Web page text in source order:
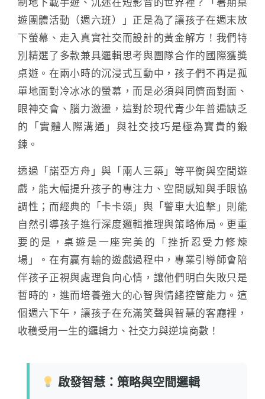
遊團體活動（週六班）」正是為了讓孩子在週末放
下螢幕、走入真實社交而設計的黃金解方！我們特
別精選了多款兼具邏輯思考與團隊合作的國際獲獎
桌遊。在兩小時的沉浸式互動中，孩子們不再是孤
單地面對冷冰冰的螢幕，而是必須與同儕面對面、
眼神交會、腦力激盪，這對於現代青少年普遍缺乏
的「實體人際溝通」與社交技巧是極為寶貴的鍛
鍊。
透過「諾亞方舟」與「兩人三築」等平衡與空間遊
戲，能大幅提升孩子的專注力、空間感知與手眼協
調性；而經典的「卡卡頌」與「警車大追擊」則能
自然引導孩子進行深度邏輯推理與策略佈局。更重
要的是，桌遊是一座完美的「挫折忍受力修煉
場」。在有贏有輸的遊戲過程中，專業引導師會陪
伴孩子正視與處理負向心情，讓他們明白失敗只是
暫時的，進而培養強大的心智與情緒控管能力。這
個週六下午，讓孩子在充滿笑聲與智慧的客廳裡，
收穫受用一生的邏輯力、社交力與逆境商數！
啟發智慧：策略與空間邏輯